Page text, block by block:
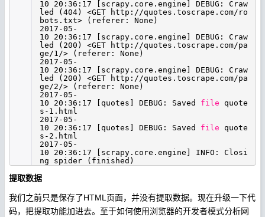
10 20:36:17 [scrapy.core.engine] DEBUG: Craw
led (404) <GET http: //quotes .toscrape.com/ro
bots .txt> (referer: None)
2017-05-
10 20:36:17 [scrapy.core.engine] DEBUG: Craw
led (200) <GET http: //quotes .toscrape.com/pa
ge/1/> (referer: None)
2017-05-
10 20:36:17 [scrapy.core.engine] DEBUG: Craw
led (200) <GET http: //quotes .toscrape.com/pa
ge/2/> (referer: None)
2017-05-
10 20:36:17 [quotes] DEBUG: Saved file
quote
s-1.html
2017-05-
10 20:36:17 [quotes] DEBUG: Saved file
quote
s-2.html
2017-05-
10 20:36:17 [scrapy.core.engine] INFO: Closi
ng spider (finished)
提取数据
我们之前只是保存了HTML页面，并没有提取数据。现在升级一下代
码，把提取功能加进去。至于如何使用浏览器的开发者模式分析网